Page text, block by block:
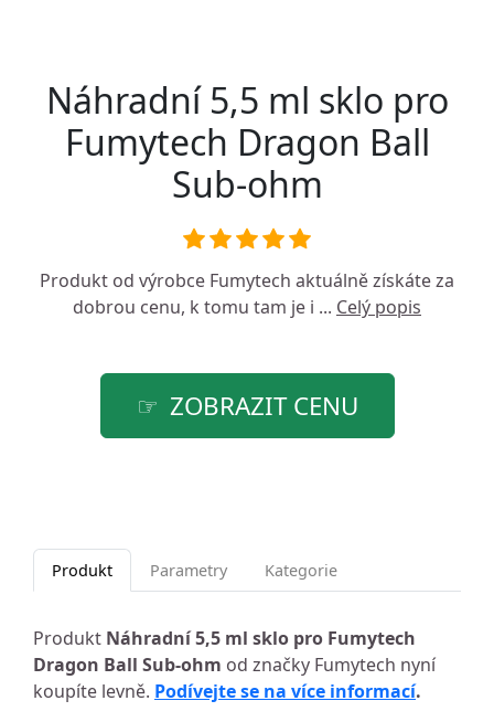
Náhradní 5,5 ml sklo pro
Fumytech Dragon Ball
Sub-ohm
Produkt od výrobce Fumytech aktuálně získáte za
dobrou cenu, k tomu tam je i ... Celý popis
ZOBRAZIT CENU
Produkt Parametry Kategorie
Produkt Náhradní 5,5 ml sklo pro Fumytech
Dragon Ball Sub-ohm od značky Fumytech nyní
koupíte levně. Podívejte se na více informací.